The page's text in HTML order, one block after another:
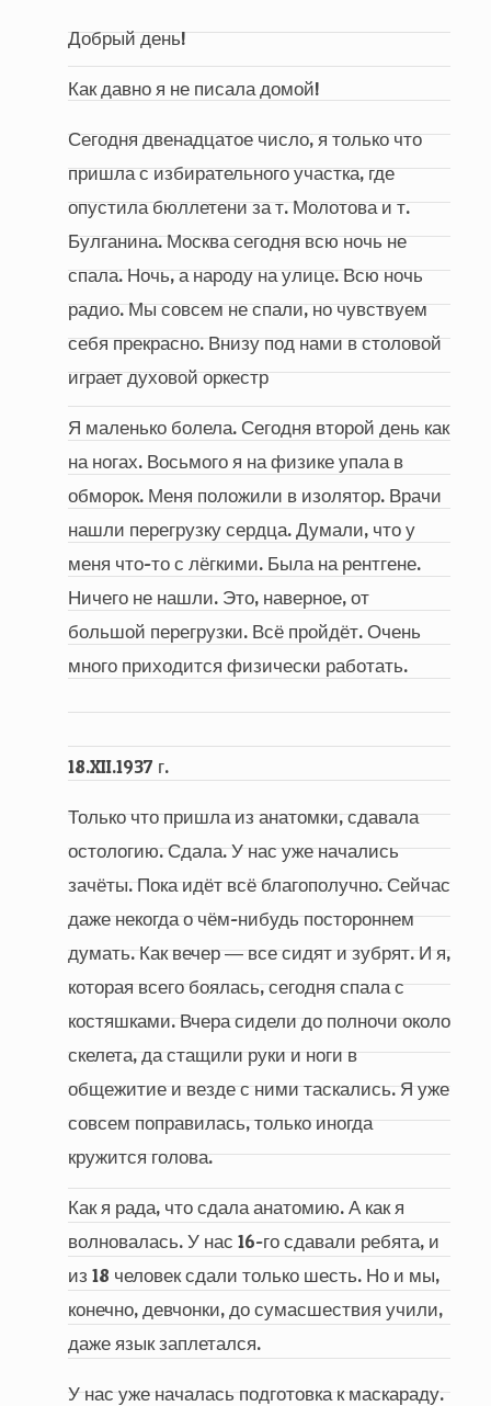
Добрый день!
Как давно я не писала домой!
Сегодня двенадцатое число, я только что
пришла с избирательного участка, где
опустила бюллетени за т. Молотова и т.
Булганина. Москва сегодня всю ночь не
спала. Ночь, а народу на улице. Всю ночь
радио. Мы совсем не спали, но чувствуем
себя прекрасно. Внизу под нами в столовой
играет духовой оркестр
Я маленько болела. Сегодня второй день как
на ногах. Восьмого я на физике упала в
обморок. Меня положили в изолятор. Врачи
нашли перегрузку сердца. Думали, что у
меня что-то с лёгкими. Была на рентгене.
Ничего не нашли. Это, наверное, от
большой перегрузки. Всё пройдёт. Очень
много приходится физически работать.
18.XII.1937 г.
Только что пришла из анатомки, сдавала
остологию. Сдала. У нас уже начались
зачёты. Пока идёт всё благополучно. Сейчас
даже некогда о чём-нибудь постороннем
думать. Как вечер ― все сидят и зубрят. И я,
которая всего боялась, сегодня спала с
костяшками. Вчера сидели до полночи около
скелета, да стащили руки и ноги в
общежитие и везде с ними таскались. Я уже
совсем поправилась, только иногда
кружится голова.
Как я рада, что сдала анатомию. А как я
волновалась. У нас 16-го сдавали ребята, и
из 18 человек сдали только шесть. Но и мы,
конечно, девчонки, до сумасшествия учили,
даже язык заплетался.
У нас уже началась подготовка к маскараду.